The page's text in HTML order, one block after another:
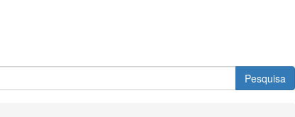
Pesquisa